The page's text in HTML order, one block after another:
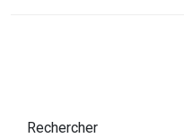
Rechercher